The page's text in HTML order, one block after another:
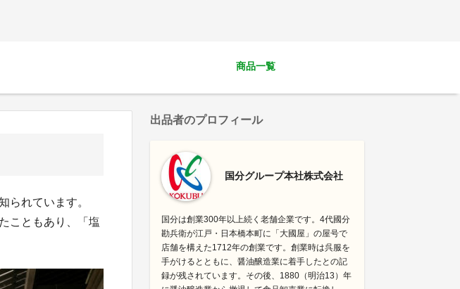
商品一覧
られています。
こともあり、「塩
出品者のプロフィール
国分グループ本社株式会社
国分は創業300年以上続く老舗企業です。4代國分
勘兵衛が江戸・日本橋本町に「大國屋」の屋号で
店舗を構えた1712年の創業です。創業時は呉服を
手がけるとともに、醤油醸造業に着手したとの記
録が残されています。その後、1880（明治13）年